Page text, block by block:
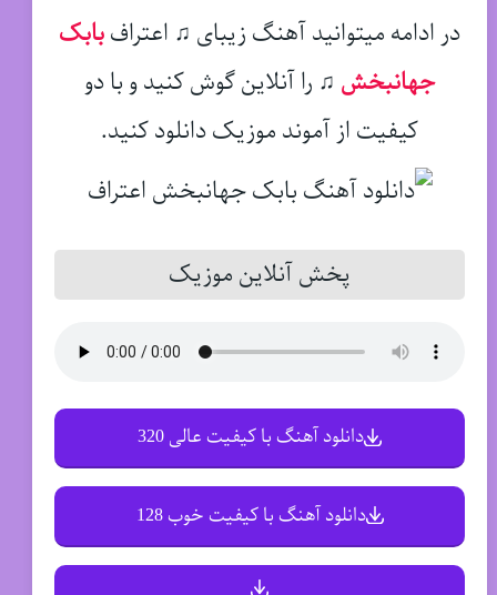
در ادامه میتوانید آهنگ زیبای ♫ اعترافبابک
جهانبخش ♫ را آنلاین گوش کنید و با دو
کیفیت از آموند موزیک دانلود کنید.
پخش آنلاین موزیک
دانلود آهنگ با کیفیت عالی 320
دانلود آهنگ با کیفیت خوب 128